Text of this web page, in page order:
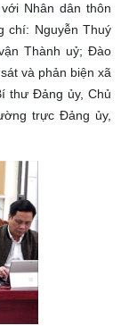
Nhân dân thôn
chí: Nguyễn Thuý
Thành uỷ; Đào
và phản biện xã
thư Đảng ủy, Chủ
trực Đảng ủy,